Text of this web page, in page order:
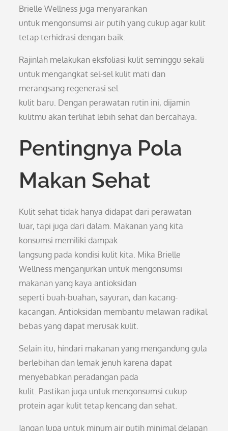
Brielle Wellness juga menyarankan
untuk mengonsumsi air putih yang cukup agar kulit
tetap terhidrasi dengan baik.
Rajinlah melakukan eksfoliasi kulit seminggu sekali
untuk mengangkat sel-sel kulit mati dan
merangsang regenerasi sel
kulit baru. Dengan perawatan rutin ini, dijamin
kulitmu akan terlihat lebih sehat dan bercahaya.
Pentingnya Pola
Makan Sehat
Kulit sehat tidak hanya didapat dari perawatan
luar, tapi juga dari dalam. Makanan yang kita
konsumsi memiliki dampak
langsung pada kondisi kulit kita. Mika Brielle
Wellness menganjurkan untuk mengonsumsi
makanan yang kaya antioksidan
seperti buah-buahan, sayuran, dan kacang-
kacangan. Antioksidan membantu melawan radikal
bebas yang dapat merusak kulit.
Selain itu, hindari makanan yang mengandung gula
berlebihan dan lemak jenuh karena dapat
menyebabkan peradangan pada
kulit. Pastikan juga untuk mengonsumsi cukup
protein agar kulit tetap kencang dan sehat.
Jangan lupa untuk minum air putih minimal delapan